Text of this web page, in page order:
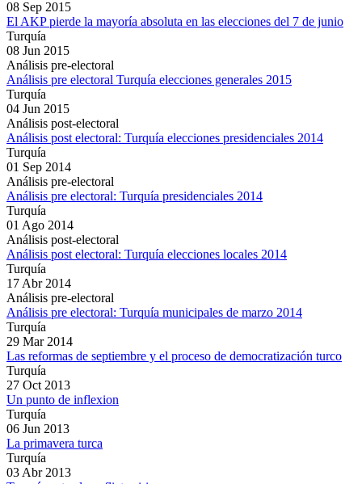
08 Sep 2015
El AKP pierde la mayoría absoluta en las elecciones del 7 de junio
Turquía
08 Jun 2015
Análisis pre-electoral
Análisis pre electoral Turquía elecciones generales 2015
Turquía
04 Jun 2015
Análisis post-electoral
Análisis post electoral: Turquía elecciones presidenciales 2014
Turquía
01 Sep 2014
Análisis pre-electoral
Análisis pre electoral: Turquía presidenciales 2014
Turquía
01 Ago 2014
Análisis post-electoral
Análisis post electoral: Turquía elecciones locales 2014
Turquía
17 Abr 2014
Análisis pre-electoral
Análisis pre electoral: Turquía municipales de marzo 2014
Turquía
29 Mar 2014
Las reformas de septiembre y el proceso de democratización turco
Turquía
27 Oct 2013
Un punto de inflexion
Turquía
06 Jun 2013
La primavera turca
Turquía
03 Abr 2013